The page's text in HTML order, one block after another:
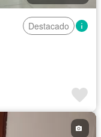
Destacado